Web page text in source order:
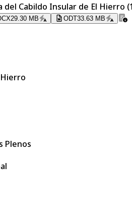
Cabildo Insular de El Hierro
29.30 MB ODT33.63 MB
Plenos